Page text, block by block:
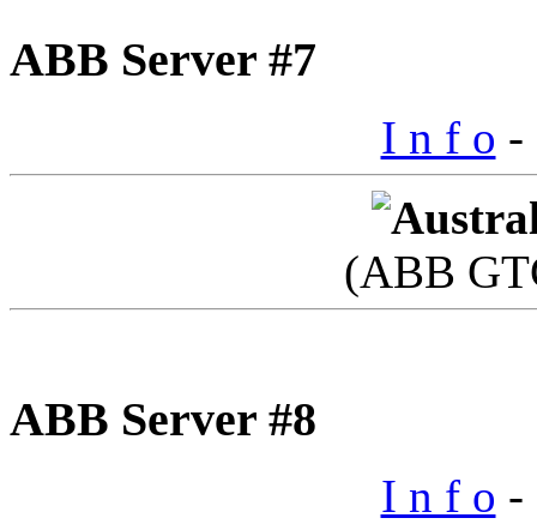
ABB Server #7
I n f o -
(ABB
ABB Server #8
I n f o -